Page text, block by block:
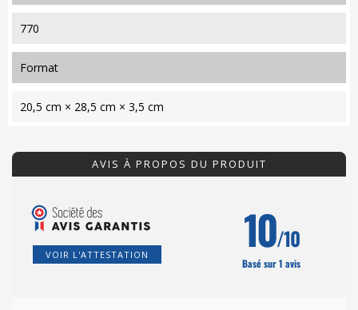
770
format
20,5 cm × 28,5 cm × 3,5 cm
AVIS À PROPOS DU PRODUIT
VOIR L'ATTESTATION 10/10
Basé sur 1 avis